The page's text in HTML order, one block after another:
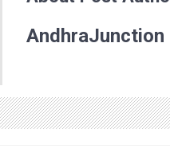
AndhraJunction